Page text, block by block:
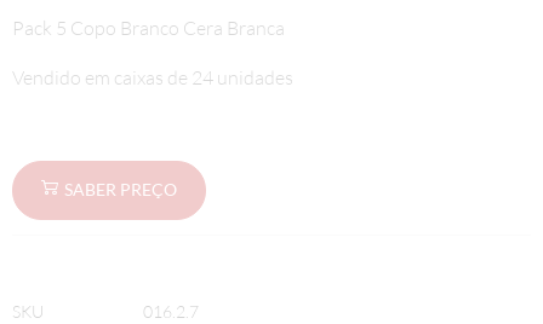
Pack 5 Copo Branco Cera Branca
Vendido em caixas de 24 unidades
SABER PREÇO
SKU
016.2.7